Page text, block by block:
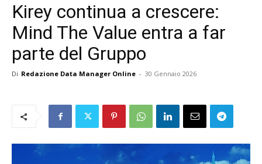
Kirey continua a crescere:
Mind The Value entra a far
parte del Gruppo
Di Redazione Data Manager Online - 30 Gennaio 2026